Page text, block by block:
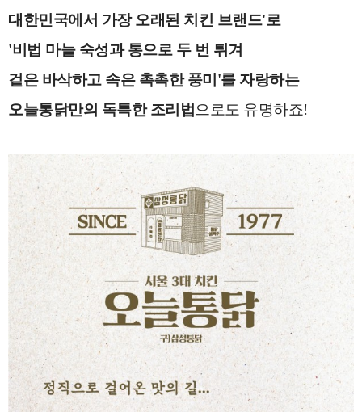
대한민국에서 가장 오래된 치킨 브랜드'로
'비법 마늘 숙성과 통으로 두 번 튀겨
겉은 바삭하고 속은 촉촉한 풍미'를 자랑하는
오늘통닭만의 독특한 조리법으로도 유명하죠!